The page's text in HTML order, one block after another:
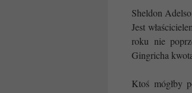
Sheldon
Jest
roku nie
Gingricha
Ktoś mógłby